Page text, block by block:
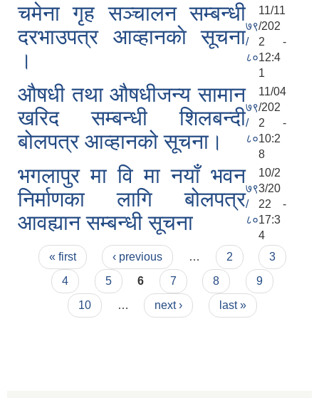
चमेना गृह सञ्‍चालन सम्बन्धी
दरभाउपत्र आव्हानकाे सूचना
।
७९
/
८०
11/11
/202
2 -
12:4
1
औषधी तथा औषधीजन्य सामान
खरिद सम्बन्धी शिलबन्दी
बोलपत्र आव्हानको सूचना।
७९
/
८०
11/04
/202
2 -
10:2
8
भगलापुर मा वि मा नयाँ भवन
निर्माणका लागि बोलपत्र
आवह्यान सम्बन्धी सूचना
७९
/
८०
10/2
3/20
22 -
17:3
4
Pages
« first ‹ previous … 2
3
4
5 6 7 8
9
10
… next › last »